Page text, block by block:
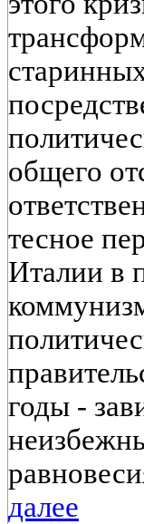
общего
тесное
Италии в
годы -
далее